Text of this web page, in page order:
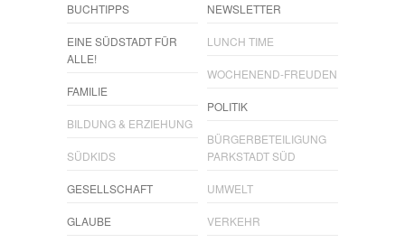
BUCHTIPPS
EINE SÜDSTADT FÜR
ALLE!
FAMILIE
BILDUNG & ERZIEHUNG
SÜDKIDS
GESELLSCHAFT
GLAUBE
NEWSLETTER
LUNCH TIME
WOCHENEND-FREUDEN
POLITIK
BÜRGERBETEILIGUNG
PARKSTADT SÜD
UMWELT
VERKEHR